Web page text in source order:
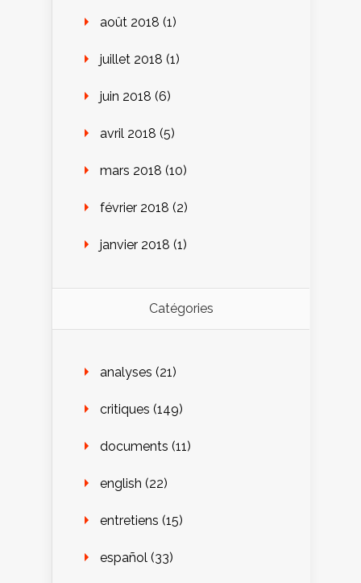
août 2018 (1)
juillet 2018 (1)
juin 2018 (6)
avril 2018 (5)
mars 2018 (10)
février 2018 (2)
janvier 2018 (1)
Catégories
analyses (21)
critiques (149)
documents (11)
english (22)
entretiens (15)
español (33)